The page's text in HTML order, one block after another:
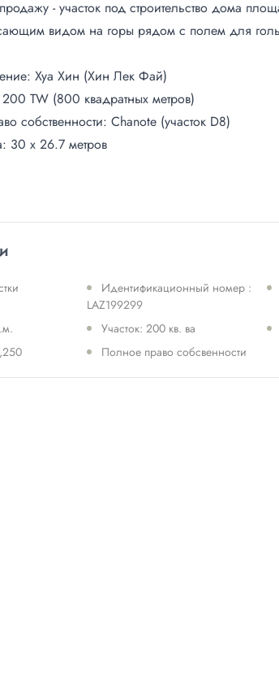
- участок под строительство дома
видом на горы рядом с полем для
Хуа Хин (Хин Лек Фай)
200 TW (800 квадратных метров)
собственности: Chanote (участок D8)
30 x 26.7 метров
Идентификационный номер :
LAZ199299
Участок: 200 кв. ва
Полное право собсвенности